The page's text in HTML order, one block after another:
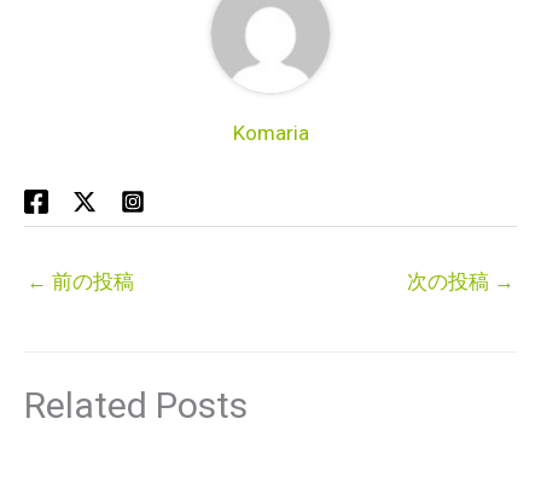
Komaria
← 前の投稿 次の投稿 →
Related Posts